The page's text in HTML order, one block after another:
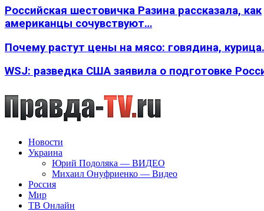
Российская шестовичка Разина рассказала, как
американцы сочувствуют…
Почему растут цены на мясо: говядина,
WSJ: разведка США заявила о подготовке
Новости
Украина
Юрий Подоляка — ВИДЕО
Михаил Онуфриенко — Видео
Россия
Мир
ТВ Онлайн